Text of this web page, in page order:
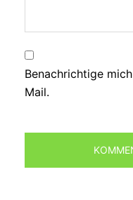
Benachrichtige
Mail.